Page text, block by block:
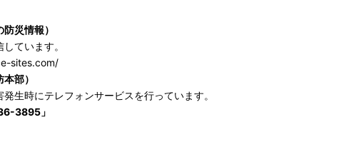
災情報）
ています。
sites.com/
部）
生時にテレフォンサービスを行っています。
3895」